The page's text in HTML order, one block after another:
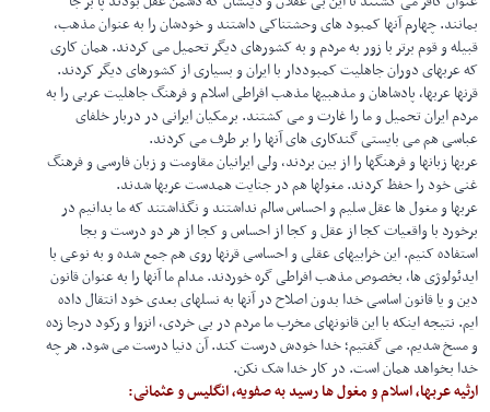
بمانند. چهارم آنها کمبود های وحشتناکی داشتند و خودشان را به‌ عنوان‌ مذهب،
قبیله و قوم برتر با زور به مردم و به کشورهای دیگر تحمیل می کردند. همان کاری
که عربهای دوران جاهلیت کمبوددار با ایران و بسیاری از کشورهای دیگر کردند.
قرنها عربها، پادشاهان و مذهبیها مذهب افراطی اسلام و فرهنگ جاهلیت عربی را به
مردم ایران تحمیل و ما را غارت و می کشتند. برمکیان ایرانی در دربار خلفای
عباسی هم می بایستی گندکاری های آنها را بر طرف می کردند.
عربها زبانها و فرهنگها را از بین بردند، ولی ایرانیان مقاومت و زبان فارسی و فرهنگ
غنی خود را حفظ کردند. مغولها هم در جنایت همدست عربها شدند.
عربها و مغول ها عقل سلیم و احساس سالم نداشتند و نگذاشتند که ما بدانیم در
برخورد با واقعیات کجا از عقل و کجا از احساس و کجا از هر دو درست و بجا
استفاده کنیم. این خرابیهای عقلی و احساسی قرنها روی هم جمع شده و به نوعی با
ایدئولوژی ها، بخصوص مذهب افراطی گره خوردند. مدام ما آنها را به‌ عنوان‌ قانون
دین و یا قانون اساسی خدا بدون اصلاح در آنها به نسلهای بعدی خود انتقال داده
ایم. نتیجه اینکه با این قانونهای مخرب ما مردم در بی خردی، انزوا و رکود درجا زده
و مسخ شدیم. می گفتیم؛ خدا خودش درست کند. آن دنیا درست می شود. هر چه
خدا بخواهد همان است. در کار خدا شک نکن.
ارثیه عربها، اسلام و مغول ها رسید به صفویه، انگلیس و عثمانی: